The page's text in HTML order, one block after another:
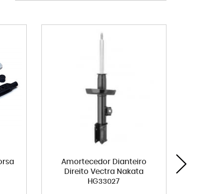
Amortecedor Dianteiro
Direito Vectra Nakata
HG33027